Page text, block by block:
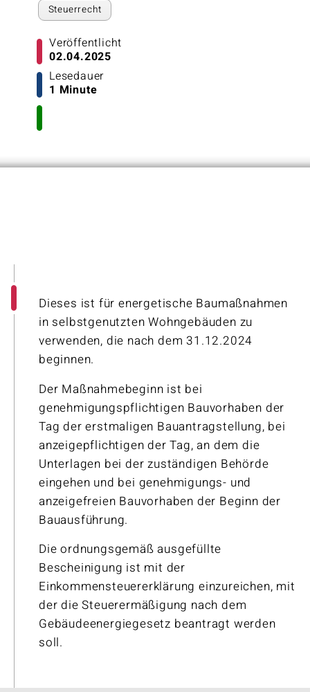
Veröffentlicht
02.04.2025
Lesedauer
1 Minute
Steuerrecht
Dieses ist für energetische Baumaßnahmen
in selbstgenutzten Wohngebäuden zu
verwenden, die nach dem 31.12.2024
beginnen.
Der Maßnahmebeginn ist bei
genehmigungspflichtigen Bauvorhaben der
Tag der erstmaligen Bauantragstellung, bei
anzeigepflichtigen der Tag, an dem die
Unterlagen bei der zuständigen Behörde
eingehen und bei genehmigungs- und
anzeigefreien Bauvorhaben der Beginn der
Bauausführung.
Die ordnungsgemäß ausgefüllte
Bescheinigung ist mit der
Einkommensteuererklärung einzureichen, mit
der die Steuerermäßigung nach dem
Gebäudeenergiegesetz beantragt werden
soll.